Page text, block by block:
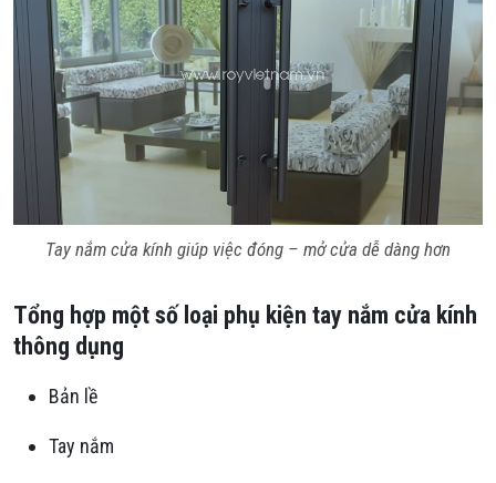
Tay nắm cửa kính giúp việc đóng – mở cửa dễ dàng hơn
Tổng hợp một số loại phụ kiện tay nắm cửa kính
thông dụng
Bản lề
Tay nắm